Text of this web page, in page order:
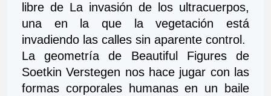
libre de La invasión de los ultracuerpos,
una en la que la vegetación está
invadiendo las calles sin aparente control.
La geometría de Beautiful Figures de
Soetkin Verstegen nos hace jugar con las
formas corporales humanas en un baile